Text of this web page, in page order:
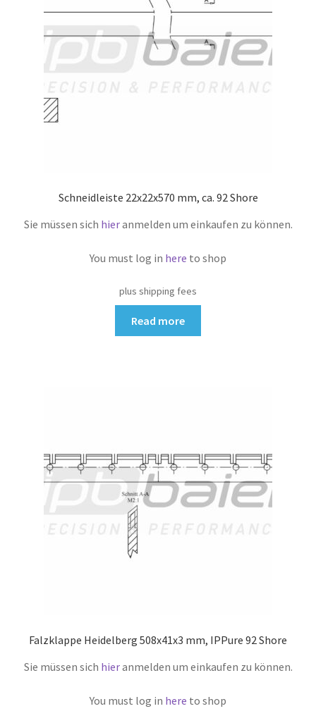
Schneidleiste 22x22x570 mm, ca. 92 Shore
Sie müssen sich hieranmelden um einkaufen zu können.
You must log in here to shop
plus shipping fees
Read more
Falzklappe Heidelberg 508x41x3 mm, IPPure 92 Shore
Sie müssen sich hieranmelden um einkaufen zu können.
You must log in here to shop